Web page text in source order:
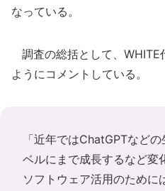
なっている。
調査の総括として、WHITE
ようにコメントしている。
「近年ではChatGPTなど
ベルにまで成長するなど変
ソフトウェア活用のために